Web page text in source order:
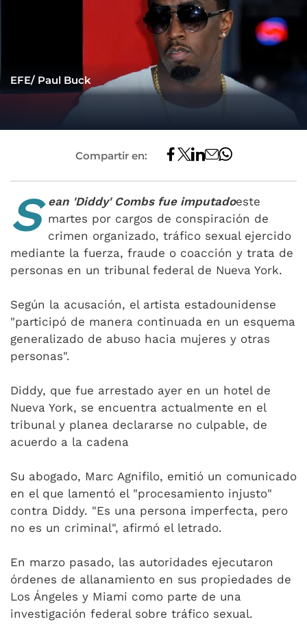
EFE/ Paul Buck
Compartir en:
S ean 'Diddy' Combs fue imputadoeste
martes por cargos de conspiración de
crimen organizado, tráfico sexual ejercido
mediante la fuerza, fraude o coacción y trata de
personas en un tribunal federal de Nueva York.
Según la acusación, el artista estadounidense
"participó de manera continuada en un esquema
generalizado de abuso hacia mujeres y otras
personas".
Diddy, que fue arrestado ayer en un hotel de
Nueva York, se encuentra actualmente en el
tribunal y planea declararse no culpable, de
acuerdo a la cadena
Su abogado, Marc Agnifilo, emitió un comunicado
en el que lamentó el "procesamiento injusto"
contra Diddy. "Es una persona imperfecta, pero
no es un criminal", afirmó el letrado.
En marzo pasado, las autoridades ejecutaron
órdenes de allanamiento en sus propiedades de
Los Ángeles y Miami como parte de una
investigación federal sobre tráfico sexual.